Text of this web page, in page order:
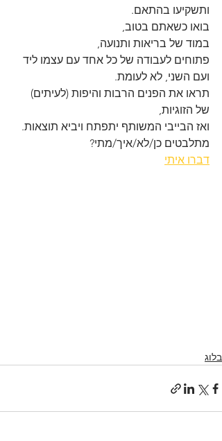
ותשקיעו בהתאם.
בואו כשאתם בטוב,
במוד של בריאות ותנועה,
פתוחים לעבודה של כל אחד עם עצמו ליד
ועם השני, לא לעומת.
תראו את הפנים הרבות והיפות (לעיתים)
של הזוגיות,
ואז הבייבי המשותף יתפתח ויביא תוצאות.
מתלבטים כן/לא/איך/מתי?
דברו איתי
בלוג